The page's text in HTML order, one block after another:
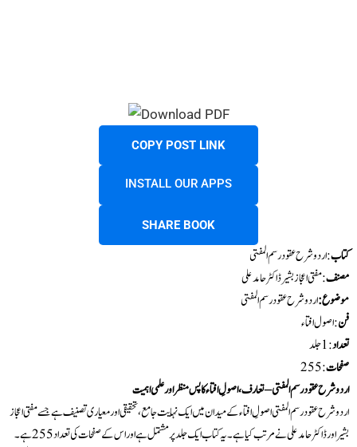
COPY POST LINK
INSTALL OUR APPS
SHARE BOOK
کتاب: اردو شرح عقود رسم المفتی
مصنف: مفتی اعجاز بشیر ڈاکٹر حامد علی
موضوع:اردو شرح عقود رسم المفتی
فن: اصول افتاء
تعداد:1 جلد
صفحات: 255
اردو شرح عقود رسم المفتی – تعارف، اصولِ افتاء کا پس منظر اور علمی اہمیت
اردو شرح عقود رسم المفتی اصولِ افتاء کے میدان میں ایک نہایت جامع، تحقیقی اور معیاری تصنیف ہے جسے مفتی اعجاز
بشیر اور ڈاکٹر حامد علی نے مرتب کیا ہے۔ یہ کتاب ایک جلد پر مشتمل ہے اور اس کے صفحات کی تعداد 255 ہے۔